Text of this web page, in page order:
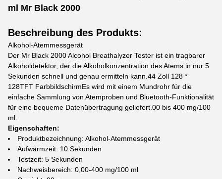
ml Mr Black 2000
Beschreibung des Produkts:
Alkohol-Atemmessgerät
Der Mr Black 2000 Alcohol Breathalyzer Tester ist ein tragbarer
Alkoholdetektor, der die Alkoholkonzentration des Atems in nur 5
Sekunden schnell und genau ermitteln kann.44 Zoll 128 *
128TFT FarbbildschirmEs wird mit einem Mundrohr für die
einfache Sammlung von Atemproben und Bluetooth-Funktionalität
für eine bequeme Datenübertragung geliefert.00 bis 400 mg/100
ml.
Eigenschaften:
Produktbezeichnung: Alkohol-Atemmessgerät
Aufwärmzeit: 10 Sekunden
Testzeit: 5 Sekunden
Nachweisbereich: 0,00-400 mg/100 ml